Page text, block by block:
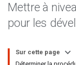
Mettre à
pour les
Sur cette page